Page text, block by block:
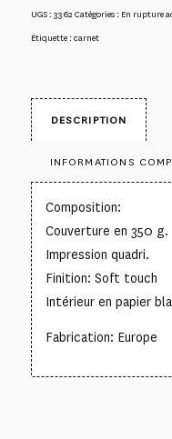
UGS :3362Catégories : En rupture
Étiquette :carnet
DESCRIPTION
INFORMATIONS
Composition:
Couverture en 350 g.
Impression quadri.
Finition: Soft touch
Intérieur en papier
Fabrication: Europe